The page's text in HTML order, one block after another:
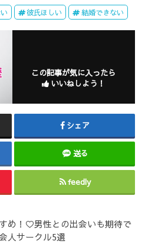
彼氏ほしい 結婚できない
この記事が気に入ったら
いいねしよう！
シェア
送る
feedly
め！♡男性との出会いも期待で
人サークル5選